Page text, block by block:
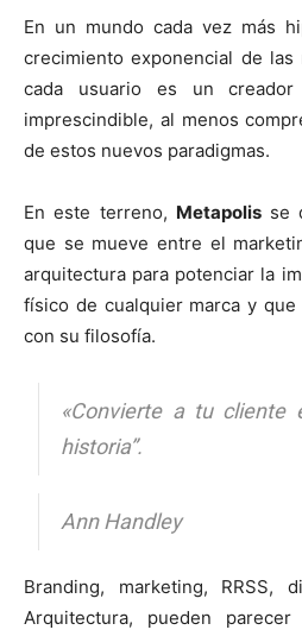
En un mundo cada vez más
crecimiento exponencial de
cada usuario es un
imprescindible, al menos
de estos nuevos paradigmas.
En este terreno, Metapolisse
que se mueve entre el
arquitectura para potenciar la
físico de cualquier marca y
con su filosofía.
«Convierte a tu cliente
historia”.
Ann Handley
Branding, marketing, RRSS,
Arquitectura, pueden